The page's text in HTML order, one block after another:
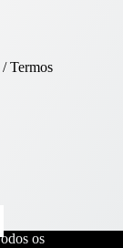
Termos
os